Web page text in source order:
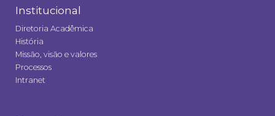
Institucional
Diretoria Acadêmica
História
Missão, visão e valores
Processos
Intranet